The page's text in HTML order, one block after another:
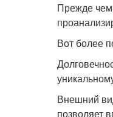
Прежде чем
Вот более
Внешний
позволяет